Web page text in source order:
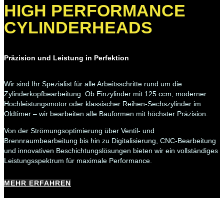
HIGH PERFORMANCE
CYLINDERHEADS
Präzision und Leistung in Perfektion
Wir sind Ihr Spezialist für alle Arbeitsschritte rund um die
Zylinderkopfbearbeitung. Ob Einzylinder mit 125 ccm, moderner
Hochleistungsmotor oder klassischer Reihen-Sechszylinder im
Oldtimer – wir bearbeiten alle Bauformen mit höchster Präzision.
Von der Strömungsoptimierung über Ventil- und
Brennraumbearbeitung bis hin zu Digitalisierung, CNC-Bearbeitung
und innovativen Beschichtungslösungen bieten wir ein vollständiges
Leistungsspektrum für maximale Performance.
MEHR ERFAHREN